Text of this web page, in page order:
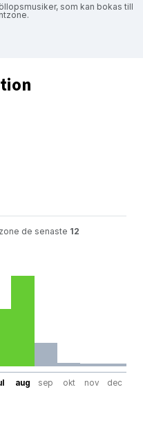
som kan bokas till
de senaste 12
aug sep okt nov dec